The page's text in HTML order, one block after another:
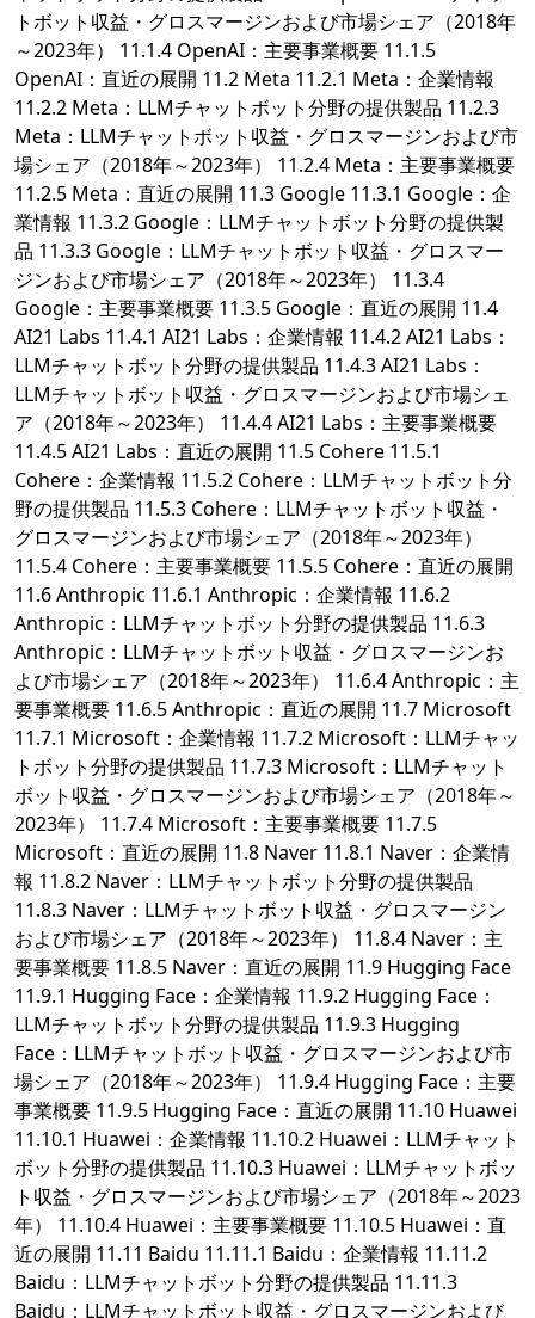
トボット収益・グロスマージンおよび市場シェア（2018年
～2023年） 11.1.4 OpenAI：主要事業概要 11.1.5
OpenAI：直近の展開 11.2 Meta 11.2.1 Meta：企業情報
11.2.2 Meta：LLMチャットボット分野の提供製品 11.2.3
Meta：LLMチャットボット収益・グロスマージンおよび市
場シェア（2018年～2023年） 11.2.4 Meta：主要事業概要
11.2.5 Meta：直近の展開 11.3 Google 11.3.1 Google：企
業情報 11.3.2 Google：LLMチャットボット分野の提供製
品 11.3.3 Google：LLMチャットボット収益・グロスマー
ジンおよび市場シェア（2018年～2023年） 11.3.4
Google：主要事業概要 11.3.5 Google：直近の展開 11.4
AI21 Labs 11.4.1 AI21 Labs：企業情報 11.4.2 AI21 Labs：
LLMチャットボット分野の提供製品 11.4.3 AI21 Labs：
LLMチャットボット収益・グロスマージンおよび市場シェ
ア（2018年～2023年） 11.4.4 AI21 Labs：主要事業概要
11.4.5 AI21 Labs：直近の展開 11.5 Cohere 11.5.1
Cohere：企業情報 11.5.2 Cohere：LLMチャットボット分
野の提供製品 11.5.3 Cohere：LLMチャットボット収益・
グロスマージンおよび市場シェア（2018年～2023年）
11.5.4 Cohere：主要事業概要 11.5.5 Cohere：直近の展開
11.6 Anthropic 11.6.1 Anthropic：企業情報 11.6.2
Anthropic：LLMチャットボット分野の提供製品 11.6.3
Anthropic：LLMチャットボット収益・グロスマージンお
よび市場シェア（2018年～2023年） 11.6.4 Anthropic：主
要事業概要 11.6.5 Anthropic：直近の展開 11.7 Microsoft
11.7.1 Microsoft：企業情報 11.7.2 Microsoft：LLMチャッ
トボット分野の提供製品 11.7.3 Microsoft：LLMチャット
ボット収益・グロスマージンおよび市場シェア（2018年～
2023年） 11.7.4 Microsoft：主要事業概要 11.7.5
Microsoft：直近の展開 11.8 Naver 11.8.1 Naver：企業情
報 11.8.2 Naver：LLMチャットボット分野の提供製品
11.8.3 Naver：LLMチャットボット収益・グロスマージン
および市場シェア（2018年～2023年） 11.8.4 Naver：主
要事業概要 11.8.5 Naver：直近の展開 11.9 Hugging Face
11.9.1 Hugging Face：企業情報 11.9.2 Hugging Face：
LLMチャットボット分野の提供製品 11.9.3 Hugging
Face：LLMチャットボット収益・グロスマージンおよび市
場シェア（2018年～2023年） 11.9.4 Hugging Face：主要
事業概要 11.9.5 Hugging Face：直近の展開 11.10 Huawei
11.10.1 Huawei：企業情報 11.10.2 Huawei：LLMチャット
ボット分野の提供製品 11.10.3 Huawei：LLMチャットボッ
ト収益・グロスマージンおよび市場シェア（2018年～2023
年） 11.10.4 Huawei：主要事業概要 11.10.5 Huawei：直
近の展開 11.11 Baidu 11.11.1 Baidu：企業情報 11.11.2
Baidu：LLMチャットボット分野の提供製品 11.11.3
Baidu：LLMチャットボット収益・グロスマージンおよび